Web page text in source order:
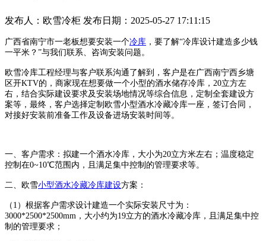
发布人： 欧雪冷柜 发布日期： 2025-05-27 17:11:15
广西省南宁市一老板想要安装一个冷库 ，要了解“冷库设计建造多少钱
一平米？”与我们联系、咨询安装问题。
欧雪冷库工程经理与客户联系沟通了解到，客户是在广西南宁西乡塘
区开KTV的，商家现在想要做一个小型的酒水储存冷库，20立方左
右，结合实际建设要求及安装场地情况等综合信息，定制全套建设方
案等，最终，客户选择定制欧雪小型酒水冷藏冷库一座，签订合同，
对接好安装前准备工作及设备进场安装时间等。
一、客户需求：拟建一个酒水冷库，大小为20立方米左右；温度稳定
控制在0~10℃范围内，且满足集中控制的管理要求等。
二、欧雪小型酒水冷藏冷库建设方案：
（1）根据客户需求设计建造一个实际安装尺寸为：
3000*2500*2500mm，大小约为19立方的酒水冷藏冷库，且满足集中控
制的管理要求；